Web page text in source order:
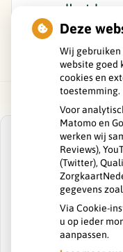
gezondheid
U heeft
externe
Deze
Wij gebruiken
website goed
cookies en
toestemming.
Voor
Matomo en
werken wij
Reviews),
(Twitter),
gegevens
Via Cookie-
u op ieder
aanpassen.